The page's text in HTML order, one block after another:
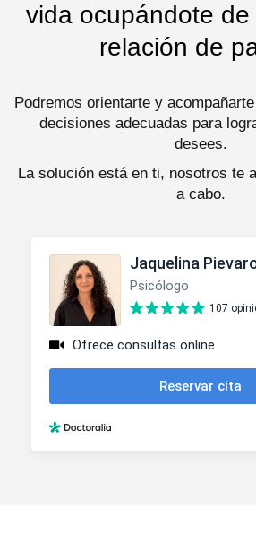
vida ocupándote
relación de
Podremos orientarte y
decisiones adecuadas para
desees.
La solución está en ti, nosotros te
a cabo.